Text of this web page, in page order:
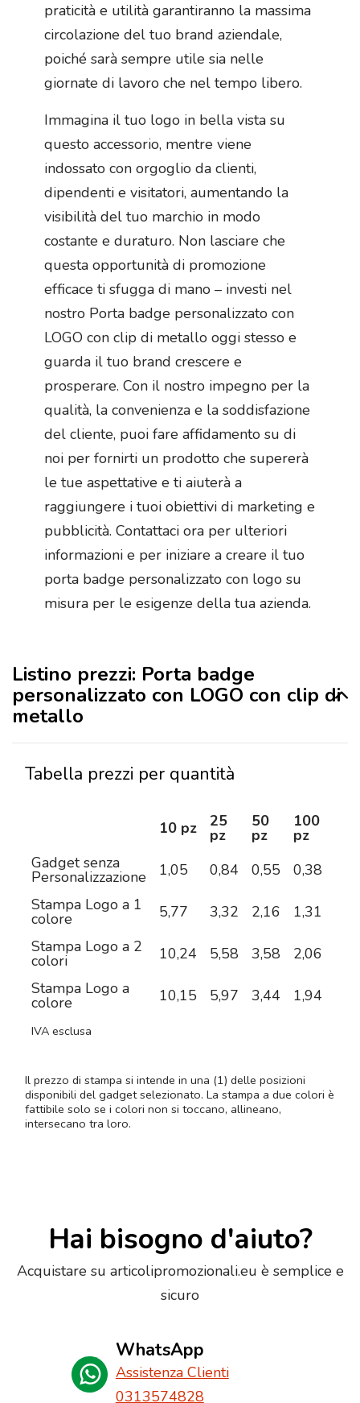
praticità e utilità garantiranno la massima
circolazione del tuo brand aziendale,
poiché sarà sempre utile sia nelle
giornate di lavoro che nel tempo libero.
Immagina il tuo logo in bella vista su
questo accessorio, mentre viene
indossato con orgoglio da clienti,
dipendenti e visitatori, aumentando la
visibilità del tuo marchio in modo
costante e duraturo. Non lasciare che
questa opportunità di promozione
efficace ti sfugga di mano – investi nel
nostro Porta badge personalizzato con
LOGO con clip di metallo oggi stesso e
guarda il tuo brand crescere e
prosperare. Con il nostro impegno per la
qualità, la convenienza e la soddisfazione
del cliente, puoi fare affidamento su di
noi per fornirti un prodotto che supererà
le tue aspettative e ti aiuterà a
raggiungere i tuoi obiettivi di marketing e
pubblicità. Contattaci ora per ulteriori
informazioni e per iniziare a creare il tuo
porta badge personalizzato con logo su
misura per le esigenze della tua azienda.
Listino prezzi: Porta badge
personalizzato con LOGO con clip di
metallo
Tabella prezzi per quantità
10 pz 25
pz
50
pz
100
pz
Gadget senza
Personalizzazione 1,05 0,84 0,55 0,38
Stampa Logo a 1
colore 5,77 3,32 2,16 1,31
Stampa Logo a 2
colori 10,24 5,58 3,58 2,06
Stampa Logo a
colore 10,15 5,97 3,44 1,94
IVA esclusa
Il prezzo di stampa si intende in una (1) delle posizioni
disponibili del gadget selezionato. La stampa a due colori è
fattibile solo se i colori non si toccano, allineano,
intersecano tra loro.
Hai bisogno d'aiuto?
Acquistare su articolipromozionali.eu è semplice e
sicuro
WhatsApp
Assistenza Clienti
0313574828